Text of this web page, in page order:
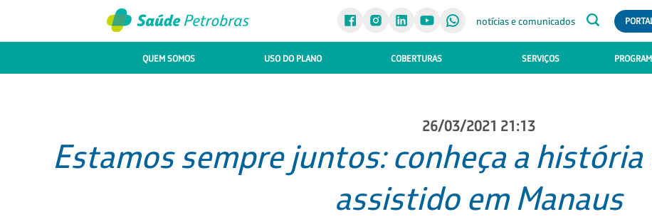
notícias e comunicados
QUEM SOMOS USO DO PLANO COBERTURAS SERVIÇOS
26/03/2021 21:13
Estamos sempre juntos: conheça a
assistido em Manaus